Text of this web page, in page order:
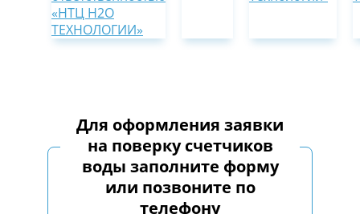
Для оформления заявки
на поверку счетчиков
воды заполните форму
или позвоните по
телефону